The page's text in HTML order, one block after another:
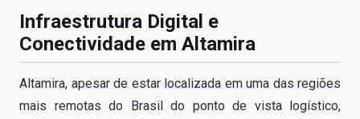
Infraestrutura Digital e
Conectividade em Altamira
Altamira, apesar de estar localizada em uma das regiões
mais remotas do Brasil do ponto de vista logístico,